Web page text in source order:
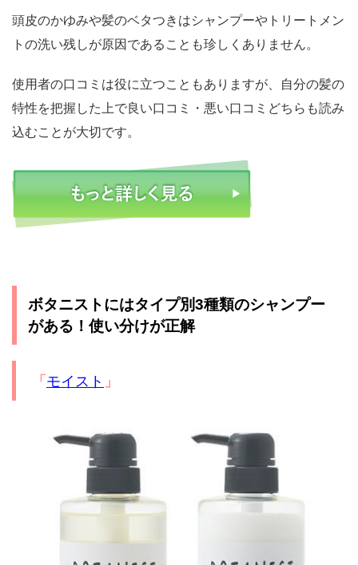
頭皮のかゆみや髪のベタつきはシャンプーやトリートメン
トの洗い残しが原因であることも珍しくありません。
使用者の口コミは役に立つこともありますが、自分の髪の
特性を把握した上で良い口コミ・悪い口コミどちらも読み
込むことが大切です。
ボタニストにはタイプ別3種類のシャンプー
がある！使い分けが正解
「 モイスト 」